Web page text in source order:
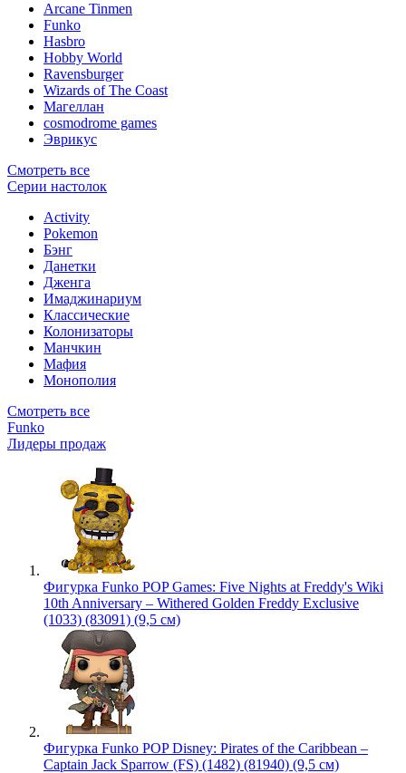
Arcane Tinmen
Funko
Hasbro
Hobby World
Ravensburger
Wizards of The Coast
Магеллан
сosmodrome games
Эврикус
Смотреть все
Серии настолок
Activity
Pokemon
Бэнг
Данетки
Дженга
Имаджинариум
Классические
Колонизаторы
Манчкин
Мафия
Монополия
Смотреть все
Funko
Лидеры продаж
Фигурка Funko POP Games: Five Nights at Freddy's Wiki
10th Anniversary – Withered Golden Freddy Exclusive
(1033) (83091) (9,5 см)
Фигурка Funko POP Disney: Pirates of the Caribbean –
Captain Jack Sparrow (FS) (1482) (81940) (9,5 см)